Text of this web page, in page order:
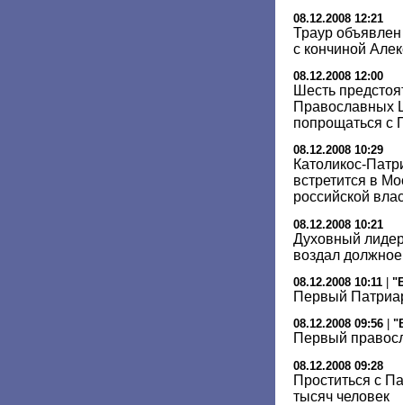
08.12.2008 12:21
Траур
с кончиной
08.12.2008 12:00
Шесть
Православных
попрощаться с
08.12.2008 10:29
Католикос-
встретится в
российской
08.12.2008 10:21
Духовный
воздал
08.12.2008 10:11
Первый
08.12.2008 09:56
Первый
08.12.2008 09:28
Проститься с
тысяч человек